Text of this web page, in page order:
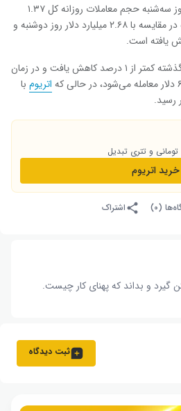
صندوق‌های اسپات بیت کوین روز سه‌شنبه حجم معاملات روزانه کل ۱.۳۷
میلیارد دلاری را تجربه کردند که در مقایسه با ۲.۶۸ میلیارد دلار روز دوشنبه و
در ۲۴ ساعت گذشته کمتر از ۱ درصد کاهش یافت و در زمان
اتریوم با
و تتری تبدیل
خرید اتریوم
(۰) اشتراک
گیرد و بداند که پهنای کار چیست‌.
ثبت دیدگاه